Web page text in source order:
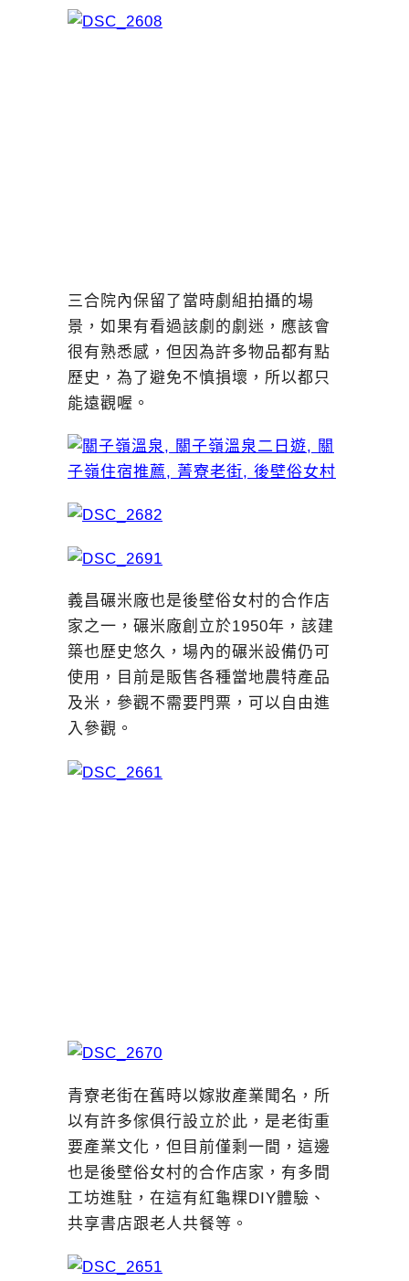
三合院內保留了當時劇組拍攝的場
景，如果有看過該劇的劇迷，應該會
很有熟悉感，但因為許多物品都有點
歷史，為了避免不慎損壞，所以都只
能遠觀喔。
義昌碾米廠也是後壁俗女村的合作店
家之一，碾米廠創立於1950年，該建
築也歷史悠久，場內的碾米設備仍可
使用，目前是販售各種當地農特產品
及米，參觀不需要門票，可以自由進
入參觀。
青寮老街在舊時以嫁妝產業聞名，所
以有許多傢俱行設立於此，是老街重
要產業文化，但目前僅剩一間，這邊
也是後壁俗女村的合作店家，有多間
工坊進駐，在這有紅龜粿DIY體驗、
共享書店跟老人共餐等。